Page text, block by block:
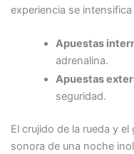
experiencia se
Apuestas
adrenalina.
Apuestas
seguridad.
El crujido de la rueda y el
sonora de una noche